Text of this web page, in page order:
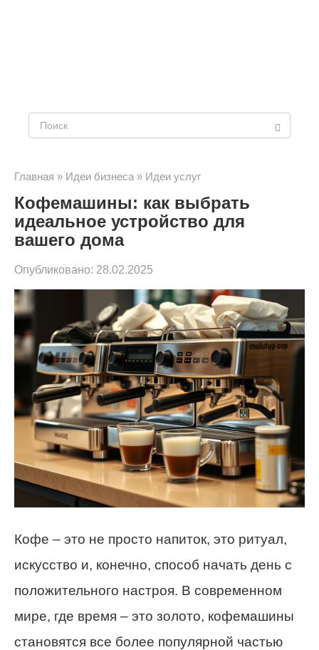
Главная » Идеи бизнеса » Идеи услуг
Кофемашины: как выбрать
идеальное устройство для
вашего дома
Опубликовано: 28.02.2025
Кофе – это не просто напиток, это ритуал,
искусство и, конечно, способ начать день с
положительного настроя. В современном
мире, где время – это золото, кофемашины
становятся все более популярной частью